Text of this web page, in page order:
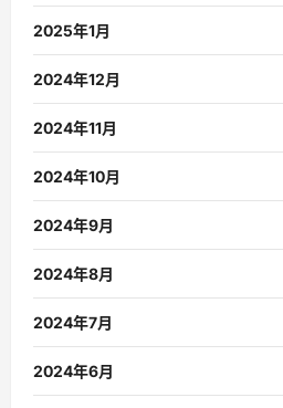
2025年1月
2024年12月
2024年11月
2024年10月
2024年9月
2024年8月
2024年7月
2024年6月